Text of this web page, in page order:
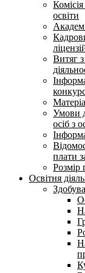
освіти
Витяг
Умови
осіб з
плати
Розмір
Освітня